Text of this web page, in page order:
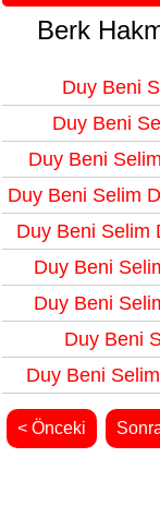
Berk
Duy Beni
Duy Beni
Duy Beni
Duy Beni Selim
Duy Beni Selim
Duy Beni
Duy Beni
Duy Beni
Duy Beni
< Önceki